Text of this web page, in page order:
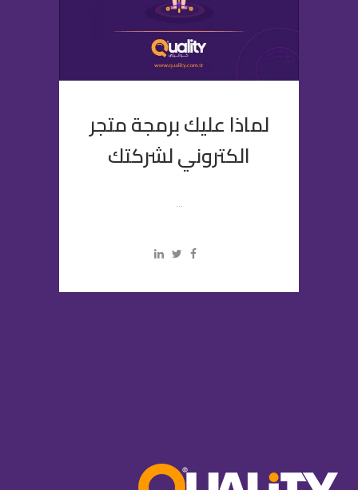
لماذا عليك برمجة متجر
الكتروني لشركتك
...